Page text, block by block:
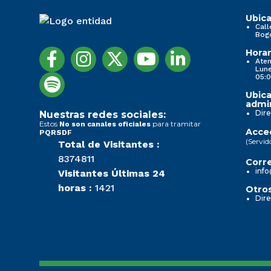
1. Información de la entidad
Nueva imagen (3)
1. Información de la entidad
Nueva imagen (3)
Nuestras redes sociales:
Estos No son canales oficiales para tramitar
PQRSDF
Total de Visitantes :
8374811
Visitantes Últimas 24
horas : 1421